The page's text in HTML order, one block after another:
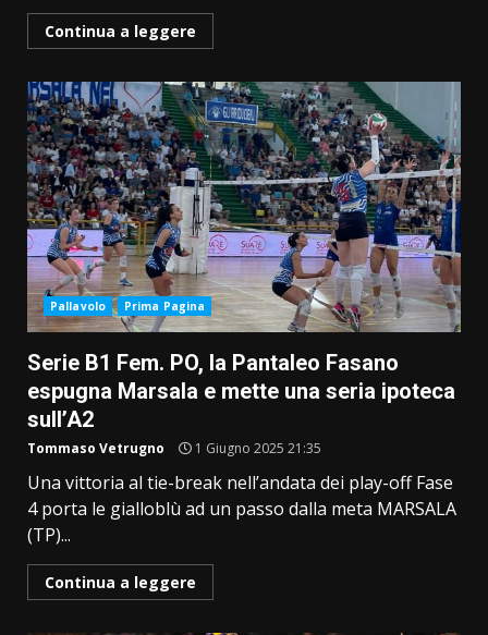
Continua a leggere
Pallavolo Prima Pagina
Serie B1 Fem. PO, la Pantaleo Fasano
espugna Marsala e mette una seria ipoteca
sull’A2
Tommaso Vetrugno 1 Giugno 2025 21:35
Una vittoria al tie-break nell’andata dei play-off Fase
4 porta le gialloblù ad un passo dalla meta MARSALA
(TP)...
Continua a leggere